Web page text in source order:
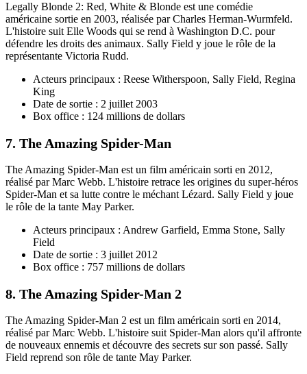
Legally Blonde 2: Red, White & Blonde est une comédie
américaine sortie en 2003, réalisée par Charles Herman-Wurmfeld.
L'histoire suit Elle Woods qui se rend à Washington D.C. pour
défendre les droits des animaux. Sally Field y joue le rôle de la
représentante Victoria Rudd.
Acteurs principaux : Reese Witherspoon, Sally Field, Regina
King
Date de sortie : 2 juillet 2003
Box office : 124 millions de dollars
7. The Amazing Spider-Man
The Amazing Spider-Man est un film américain sorti en 2012,
réalisé par Marc Webb. L'histoire retrace les origines du super-héros
Spider-Man et sa lutte contre le méchant Lézard. Sally Field y joue
le rôle de la tante May Parker.
Acteurs principaux : Andrew Garfield, Emma Stone, Sally
Field
Date de sortie : 3 juillet 2012
Box office : 757 millions de dollars
8. The Amazing Spider-Man 2
The Amazing Spider-Man 2 est un film américain sorti en 2014,
réalisé par Marc Webb. L'histoire suit Spider-Man alors qu'il affronte
de nouveaux ennemis et découvre des secrets sur son passé. Sally
Field reprend son rôle de tante May Parker.